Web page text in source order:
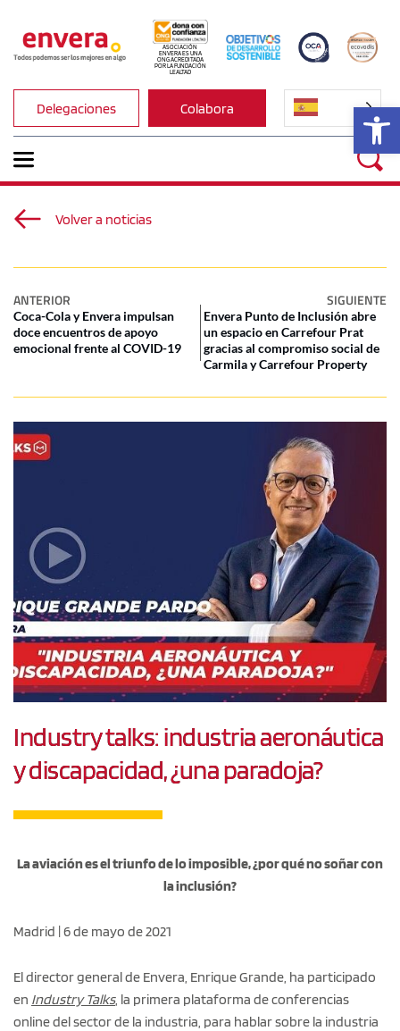
ASOCIACIÓN
ENVERA ES UNA
ONG ACREDITADA
POR LA FUNDACIÓN
LEALTAD
Delegaciones Colabora
Volver a noticias
ANTERIOR SIGUIENTE
Coca-Cola y Envera impulsan
doce encuentros de apoyo
emocional frente al COVID-19
Envera Punto de Inclusión abre
un espacio en Carrefour Prat
gracias al compromiso social de
Carmila y Carrefour Property
Industry talks: industria aeronáutica
y discapacidad, ¿una paradoja?
La aviación es el triunfo de lo imposible, ¿por qué no soñar con
la inclusión?
Madrid | 6 de mayo de 2021
El director general de Envera, Enrique Grande, ha participado
en Industry Talks, la primera plataforma de conferencias
online del sector de la industria, para hablar sobre la industria